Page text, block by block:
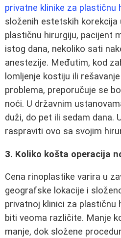
privatne klinike za plastičnu
složenih estetskih korekcija
plastičnu hirurgiju, pacijent
istog dana, nekoliko sati
anestezije. Međutim, kod
lomljenje kostiju ili
problema, preporučuje se
noći. U državnim
duži, do pet ili sedam dana.
raspraviti ovo sa svojim
3. Koliko košta operacija
Cena rinoplastike varira u
geografske lokacije i
privatnoj klinici za plastičnu
biti veoma različite. Manje
manje, dok složene